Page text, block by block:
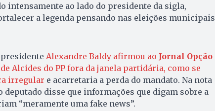
intensamente ao lado do presidente da sigla,
a legenda pensando nas eleições municipais
Alexandre Baldy afirmou ao Jornal Opção
Alcides do PP fora da janela partidária, como se
irregular e acarretaria a perda do mandato. Na nota
deputado disse que informações que digam sobre a
“meramente uma fake news”.